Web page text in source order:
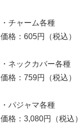
・チャーム各種
価格：605円（税込）
・ネックカバー各種
価格：759円（税込）
・パジャマ各種
価格：3,080円（税込）